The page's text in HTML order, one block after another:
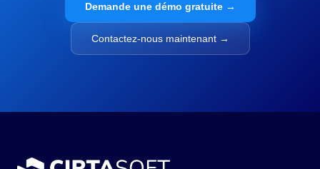
Demande une démo gratuite →
Contactez-nous maintenant →